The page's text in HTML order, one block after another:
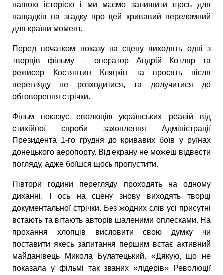
нашою історією і ми маємо залишити щось для
нащадків на згадку про цей кривавий переломний
для країни момент.
Перед початком показу на сцену виходять одні з
творців фільму – оператор Андрій Котляр та
режисер Костянтин Кляцкін та просять після
перегляду не розходитися, та долучитися до
обговорення стрічки.
Фільм показує еволюцію українських реалій від
стихійної спроби захоплення Адміністрації
Президента 1-го грудня до кривавих боїв у руїнах
донецького аеропорту. Від екрану не можеш відвести
погляду, адже боїшся щось пропустити.
Півтори години перегляду проходять на одному
диханні. І ось на сцену знову виходять творці
документальної стрічки. Без жодних слів усі присутні
встають та вітають авторів шаленими оплесками. На
прохання хлопців висловити свою думку чи
поставити якесь запитання першим встає активний
майданівець Микола Булатецький. «Дякую, що не
показала у фільмі так званих «лідерів» Революції